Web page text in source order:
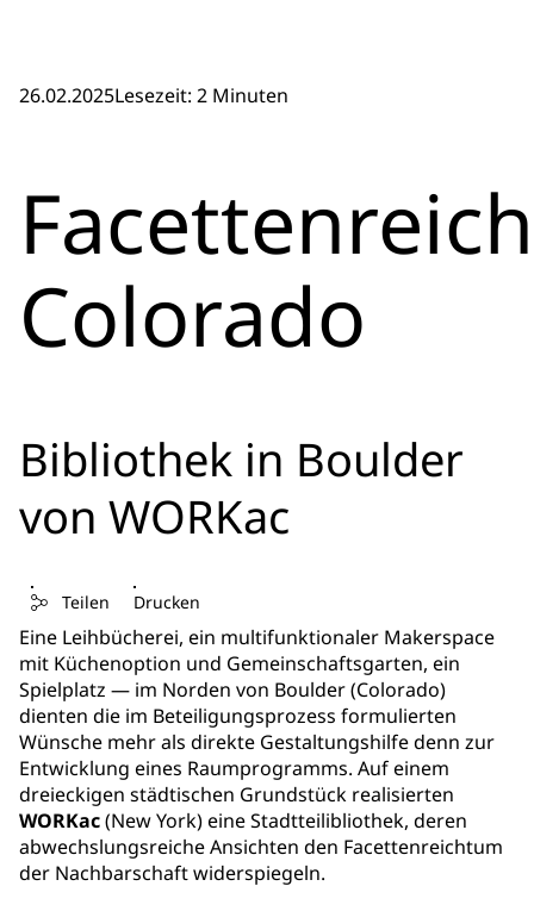
26.02.2025Lesezeit: 2 Minuten
Colorado
Bibliothek in Boulder
von WORKac
Teilen Drucken
Eine Leihbücherei, ein multifunktionaler Makerspace
mit Küchenoption und Gemeinschaftsgarten, ein
Spielplatz — im Norden von Boulder (Colorado)
dienten die im Beteiligungsprozess formulierten
Wünsche mehr als direkte Gestaltungshilfe denn zur
Entwicklung eines Raumprogramms. Auf einem
dreieckigen städtischen Grundstück realisierten
WORKac(New York) eine Stadtteilibliothek, deren
abwechslungsreiche Ansichten den Facettenreichtum
der Nachbarschaft widerspiegeln.